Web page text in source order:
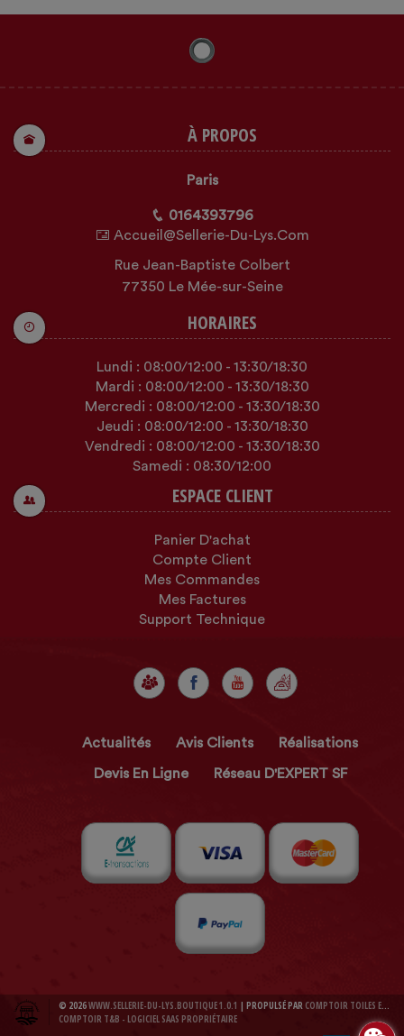
À PROPOS
Paris
0164393796
Accueil@sellerie-Du-Lys.com
Rue Jean-Baptiste Colbert
77350 Le Mée-sur-Seine
HORAIRES
Lundi : 08:00/12:00 - 13:30/18:30
Mardi : 08:00/12:00 - 13:30/18:30
Mercredi : 08:00/12:00 - 13:30/18:30
Jeudi : 08:00/12:00 - 13:30/18:30
Vendredi : 08:00/12:00 - 13:30/18:30
Samedi : 08:30/12:00
ESPACE CLIENT
Panier D'achat
Compte Client
Mes Commandes
Mes Factures
Support Technique
Actualités Avis Clients Réalisations
Devis En Ligne Réseau D'EXPERT SF
© 2026WWW.SELLERIE-DU-LYS.BOUTIQUE 1.0.1 | PROPULSÉ PAR COMPTOIR TOILES ET BACHES 1.0.1
COMPTOIR T&B - LOGICIEL SAAS PROPRIÉTAIRE